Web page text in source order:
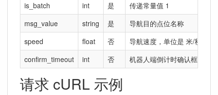
is_batch
int 是
传递常量值 1
msg_value
string 是
导航目的点位名称
speed
float 否
导航速度，单位是 米/秒。
confirm_timeout
int 否 机器人端倒计时确认框的倒
请求 cURL 示例